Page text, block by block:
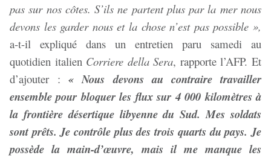
pas sur nos côtes. S’ils ne partent plus par la mer nous
devons les garder nous et la chose n’est pas possible »,
a-t-il expliqué dans un entretien paru samedi au
quotidien italien Corriere della Sera, rapporte l’AFP. Et
d’ajouter :« Nous devons au contraire travailler
ensemble pour bloquer les flux sur 4 000 kilomètres à
la frontière désertique libyenne du Sud. Mes soldats
sont prêts. Je contrôle plus des trois quarts du pays. Je
possède la main-d’œuvre, mais il me manque les